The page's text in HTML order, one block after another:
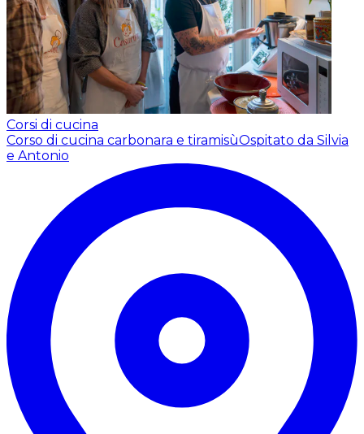
Corsi di cucina
Corso di cucina carbonara e tiramisùOspitato da Silvia
e Antonio